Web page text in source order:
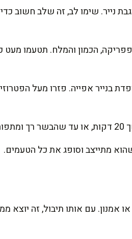
נייר. שימו לב, זה שלב חשוב
הכמון והמלח. תטעמו מעט
בנייר אפייה. פזרו מעל
עם אותו תיבול, זה יוצא